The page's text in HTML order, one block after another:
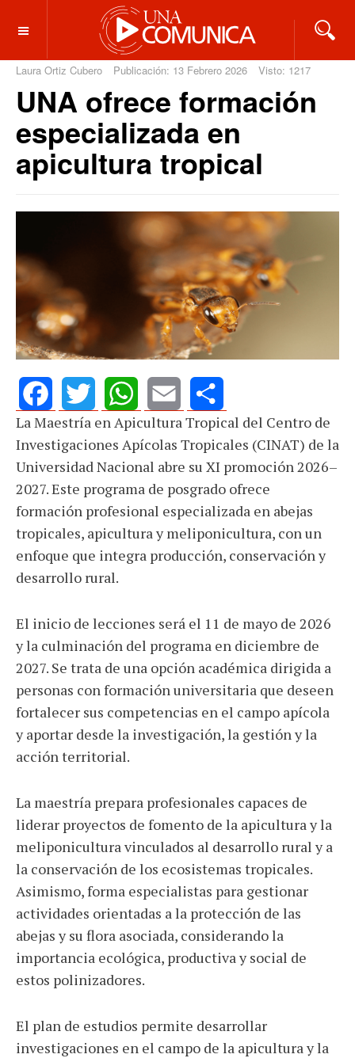
OFF CANVAS
Laura Ortiz Cubero Publicación: 13 Febrero 2026 Visto: 1217
UNA ofrece formación
especializada en
apicultura tropical
FacebookTwitterWhatsApp
Email Share
La Maestría en Apicultura Tropical del Centro de
Investigaciones Apícolas Tropicales (CINAT) de la
Universidad Nacional abre su XI promoción 2026–
2027. Este programa de posgrado ofrece
formación profesional especializada en abejas
tropicales, apicultura y meliponicultura, con un
enfoque que integra producción, conservación y
desarrollo rural.
El inicio de lecciones será el 11 de mayo de 2026
y la culminación del programa en diciembre de
2027. Se trata de una opción académica dirigida a
personas con formación universitaria que deseen
fortalecer sus competencias en el campo apícola
y aportar desde la investigación, la gestión y la
acción territorial.
La maestría prepara profesionales capaces de
liderar proyectos de fomento de la apicultura y la
meliponicultura vinculados al desarrollo rural y a
la conservación de los ecosistemas tropicales.
Asimismo, forma especialistas para gestionar
actividades orientadas a la protección de las
abejas y su flora asociada, considerando la
importancia ecológica, productiva y social de
estos polinizadores.
El plan de estudios permite desarrollar
investigaciones en el campo de la apicultura y la